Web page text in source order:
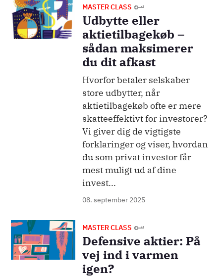
Billede MASTER CLASS
Udbytte eller
aktietilbagekøb –
sådan maksimerer
du dit afkast
Hvorfor betaler selskaber
store udbytter, når
aktietilbagekøb ofte er mere
skatteeffektivt for investorer?
Vi giver dig de vigtigste
forklaringer og viser, hvordan
du som privat investor får
mest muligt ud af dine
invest...
08. september 2025
Billede MASTER CLASS
Defensive aktier: På
vej ind i varmen
igen?